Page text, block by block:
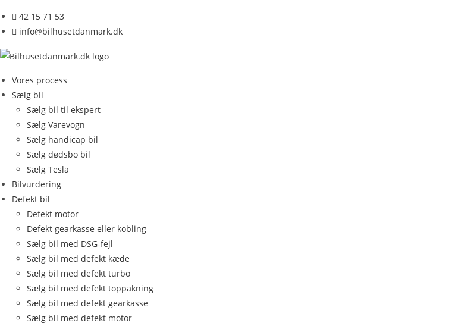
Skip
to
42 15 71 53
info@bilhusetdanmark.dk
Vores process
Sælg bil
Sælg bil til ekspert
Sælg Varevogn
Sælg handicap bil
Sælg dødsbo bil
Sælg Tesla
Bilvurdering
Defekt bil
Defekt motor
Defekt gearkasse eller kobling
Sælg bil med DSG-fejl
Sælg bil med defekt kæde
Sælg bil med defekt turbo
Sælg bil med defekt toppakning
Sælg bil med defekt gearkasse
Sælg bil med defekt motor